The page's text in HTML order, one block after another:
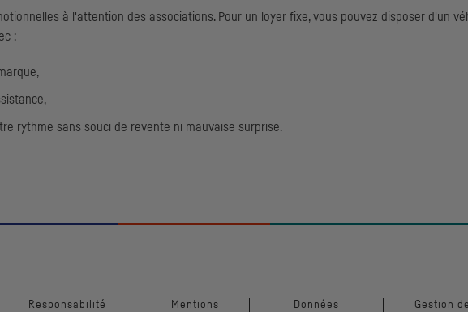
à l'attention des associations. Pour un loyer fixe, vous pouvez disposer d'un
:
rythme sans souci de revente ni mauvaise surprise.
Responsabilité Mentions Données Gestion